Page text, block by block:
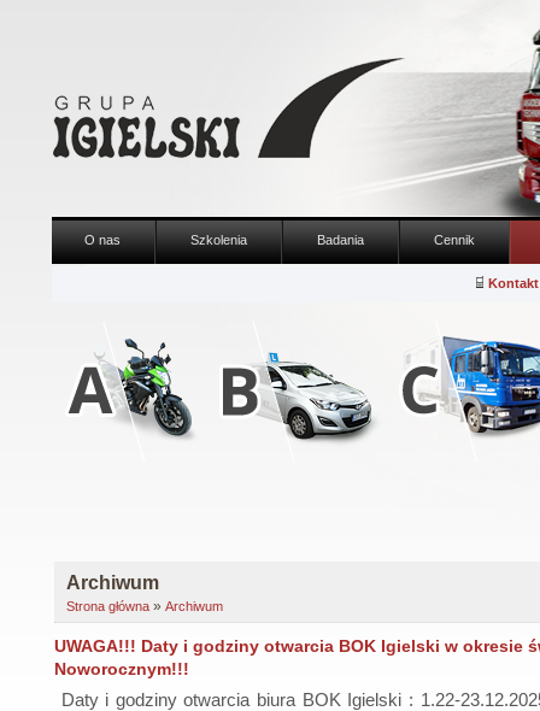
O nas Szkolenia Badania Cennik
Kontakt
Archiwum
Strona główna » Archiwum
UWAGA!!! Daty i godziny otwarcia BOK Igielski w okresie
Noworocznym!!!
Daty i godziny otwarcia biura BOK Igielski : 1.22-